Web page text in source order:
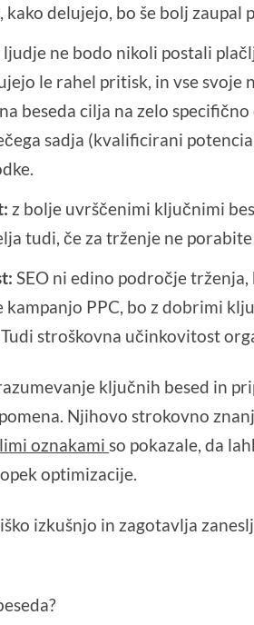
kako delujejo, bo še bolj zaupal
ne bodo nikoli postali
le rahel pritisk, in vse svoje
beseda cilja na zelo
sadja (kvalificirani
z bolje uvrščenimi ključnimi
tudi, če za trženje ne
SEO ni edino področje
kampanjo PPC, bo z dobrimi
stroškovna učinkovitost
ključnih besed in
Njihovo strokovno
oznakami so pokazale, da
optimizacije.
izkušnjo in zagotavlja